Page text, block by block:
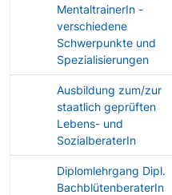
MentaltrainerIn -
verschiedene
Schwerpunkte und
Spezialisierungen
Ausbildung zum/zur
staatlich geprüften
Lebens- und
SozialberaterIn
Diplomlehrgang Dipl.
BachblütenberaterIn